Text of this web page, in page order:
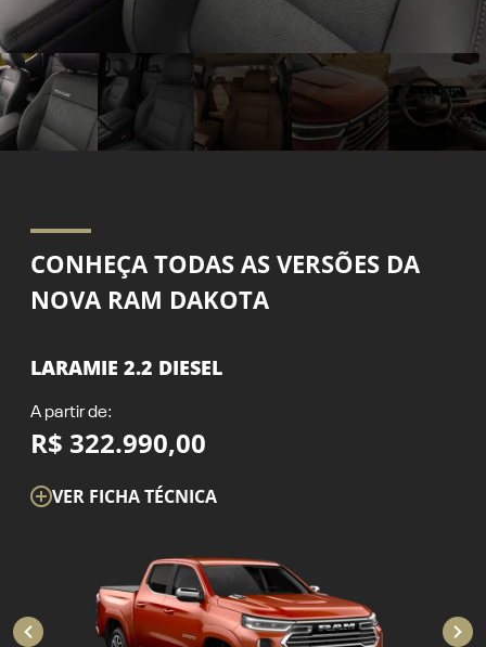
CONHEÇA TODAS AS VERSÕES DA
NOVA RAM DAKOTA
LARAMIE 2.2 DIESEL
A partir de:
R$ 322.990,00
VER FICHA TÉCNICA